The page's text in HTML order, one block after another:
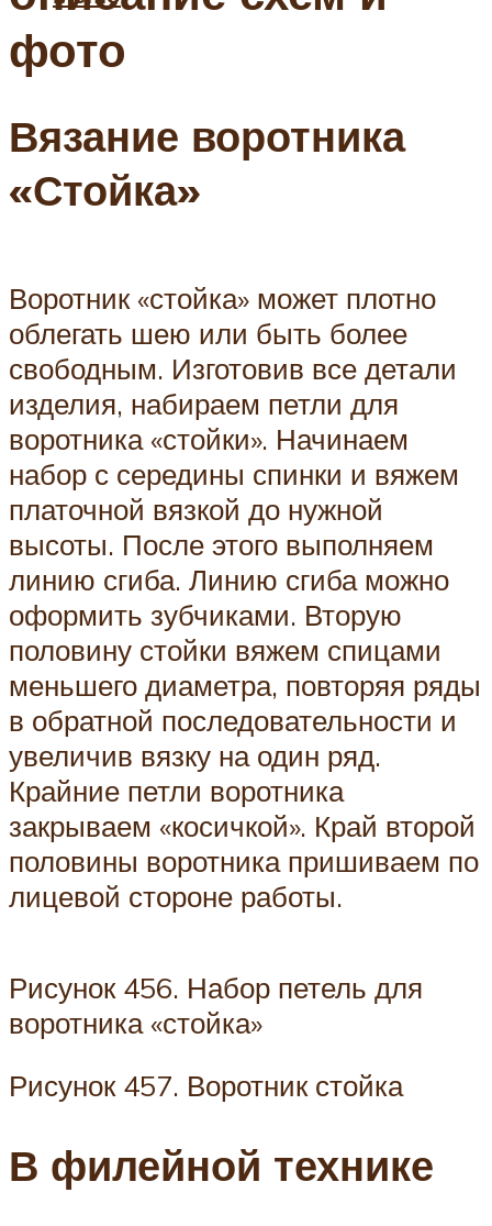
фото
Вязание воротника
«Стойка»
Воротник «стойка» может плотно
облегать шею или быть более
свободным. Изготовив все детали
изделия, набираем петли для
воротника «стойки». Начинаем
набор с середины спинки и вяжем
платочной вязкой до нужной
высоты. После этого выполняем
линию сгиба. Линию сгиба можно
оформить зубчиками. Вторую
половину стойки вяжем спицами
меньшего диаметра, повторяя ряды
в обратной последовательности и
увеличив вязку на один ряд.
Крайние петли воротника
закрываем «косичкой». Край второй
половины воротника пришиваем по
лицевой стороне работы.
Рисунок 456. Набор петель для
воротника «стойка»
Рисунок 457. Воротник стойка
В филейной технике